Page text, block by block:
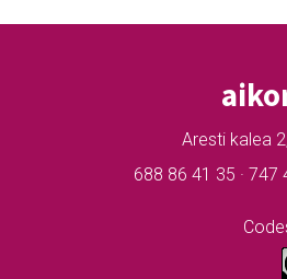
Aresti kalea
688 86 41 35 ·